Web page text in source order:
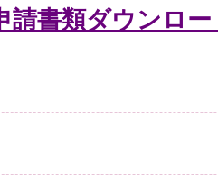
請書類ダウンロー